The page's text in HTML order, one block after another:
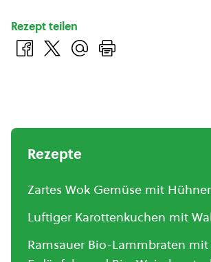
Rezept teilen
Rezepte
Zartes Wok Gemüse mit
Luftiger Karottenkuchen mit
Ramsauer Bio-Lammbraten